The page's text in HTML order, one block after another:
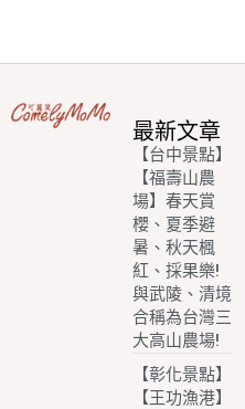
最新文章
【台中景點】
【福壽山農
場】春天賞
櫻、夏季避
暑、秋天楓
紅、採果樂!
與武陵、清境
合稱為台灣三
大高山農場!
【彰化景點】
【王功漁港】